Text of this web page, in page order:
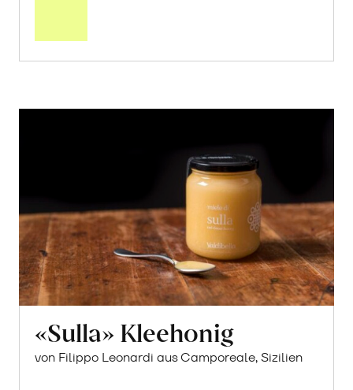
«Sulla» Kleehonig
von Filippo Leonardi aus Camporeale, Sizilien